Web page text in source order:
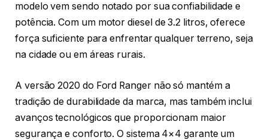
modelo vem sendo notado por sua confiabilidade e
potência. Com um motor diesel de 3.2 litros, oferece
força suficiente para enfrentar qualquer terreno, seja
na cidade ou em áreas rurais.
A versão 2020 do Ford Ranger não só mantém a
tradição de durabilidade da marca, mas também inclui
avanços tecnológicos que proporcionam maior
segurança e conforto. O sistema 4×4 garante um